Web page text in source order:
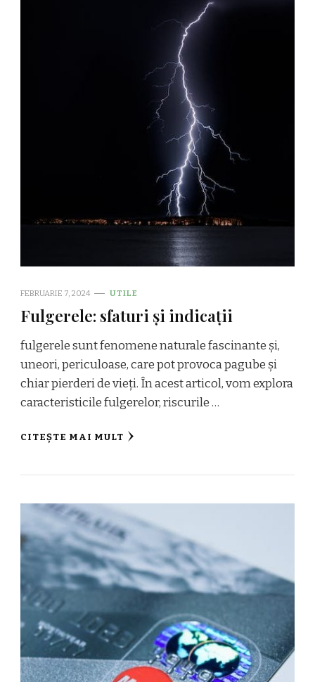
FEBRUARIE 7, 2024 UTILE
Fulgerele: sfaturi și indicații
fulgerele sunt fenomene naturale fascinante și,
uneori, periculoase, care pot provoca pagube și
chiar pierderi de vieți. În acest articol, vom explora
caracteristicile fulgerelor, riscurile …
CITEȘTE MAI MULT